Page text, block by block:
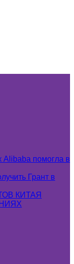
Alibaba помогла в
Грант в
КИТАЯ